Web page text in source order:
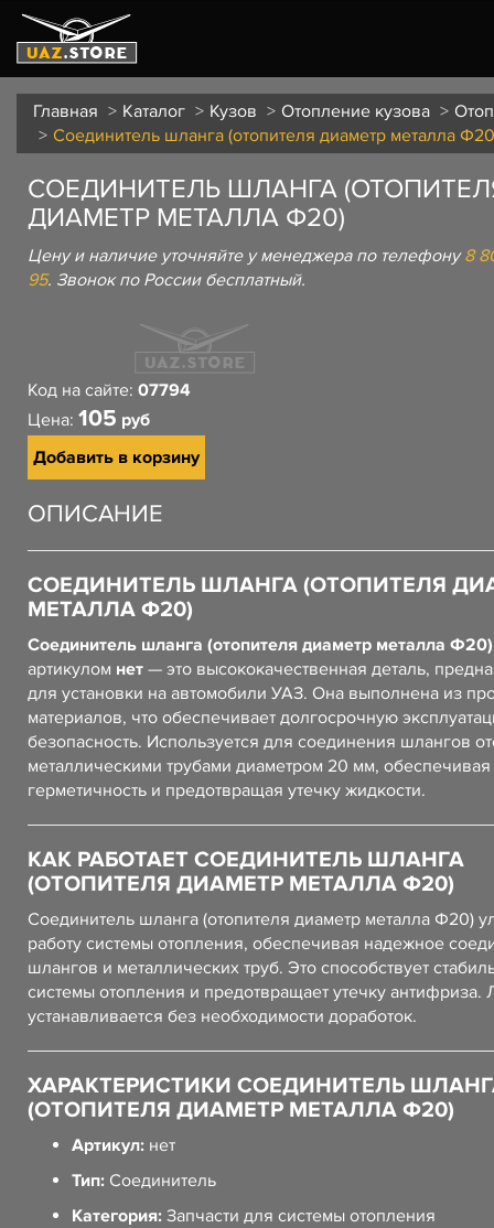
Главная Каталог Кузов Отопление кузова
Соединитель шланга (отопителя диаметр металла
СОЕДИНИТЕЛЬ ШЛАНГА
ДИАМЕТР МЕТАЛЛА Ф20)
Цену и наличие уточняйте у менеджера по телефону8
95. Звонок по России бесплатный.
Код на сайте: 07794
Цена: 105 руб
Добавить в корзину
ОПИСАНИЕ
СОЕДИНИТЕЛЬ ШЛАНГА (ОТОПИТЕЛЯ
МЕТАЛЛА Ф20)
Соединитель шланга (отопителя диаметр металла Ф20)
артикулом нет — это высококачественная деталь,
для установки на автомобили УАЗ. Она выполнена из
материалов, что обеспечивает долгосрочную
безопасность. Используется для соединения шлангов
металлическими трубами диаметром 20 мм, обеспечивая
герметичность и предотвращая утечку жидкости.
КАК РАБОТАЕТ СОЕДИНИТЕЛЬ ШЛАНГА
(ОТОПИТЕЛЯ ДИАМЕТР МЕТАЛЛА Ф20)
Соединитель шланга (отопителя диаметр металла Ф20)
работу системы отопления, обеспечивая надежное
шлангов и металлических труб. Это способствует
системы отопления и предотвращает утечку антифриза.
устанавливается без необходимости доработок.
ХАРАКТЕРИСТИКИ СОЕДИНИТЕЛЬ
(ОТОПИТЕЛЯ ДИАМЕТР МЕТАЛЛА Ф20)
Артикул: нет
Тип: Соединитель
Категория: Запчасти для системы отопления